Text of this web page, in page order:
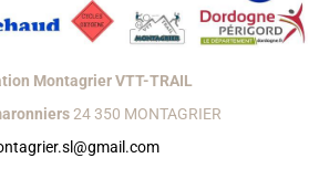
Montagrier VTT-TRAIL
24 350 MONTAGRIER